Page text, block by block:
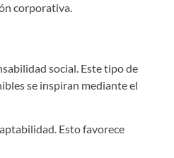
corporativa.
social. Este tipo de
se inspiran mediante el
Esto favorece